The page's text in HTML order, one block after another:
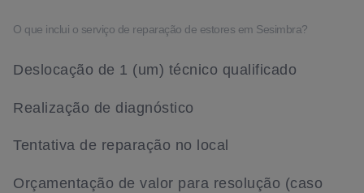
O que inclui o serviço de reparação de estores em Sesimbra?
Deslocação de 1 (um) técnico qualificado
Realização de diagnóstico
Tentativa de reparação no local
Orçamentação de valor para resolução (caso